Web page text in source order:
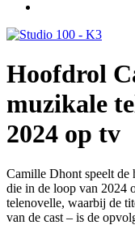
Hoofdrol
muzikale
2024 op tv
Camille Dhont speelt de
die in de loop van 2024
telenovelle, waarbij de
van de cast – is de